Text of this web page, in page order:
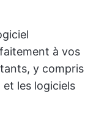
à vos
y compris
les logiciels